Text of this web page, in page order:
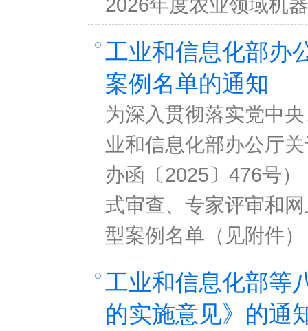
工业和信息化部办
案例名单的通知
为深入贯彻落实党中
业和信息化部办公厅
办函〔2025〕476号
式审查、专家评审和
型案例名单（见附件
工业和信息化部等
的实施意见》的通